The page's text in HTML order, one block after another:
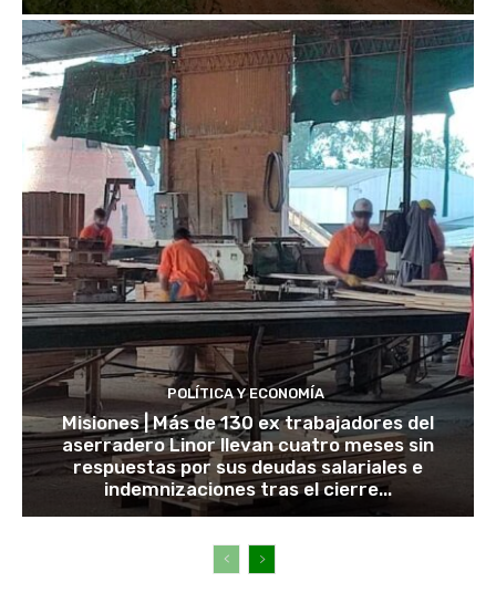
POLÍTICA Y ECONOMÍA
Misiones | Más de 130 ex trabajadores del
aserradero Linor llevan cuatro meses sin
respuestas por sus deudas salariales e
indemnizaciones tras el cierre...